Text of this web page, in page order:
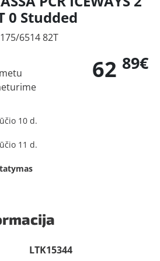
0 Studded
175/6514 82T
62 89€
10 d.
11 d.
LTK15344